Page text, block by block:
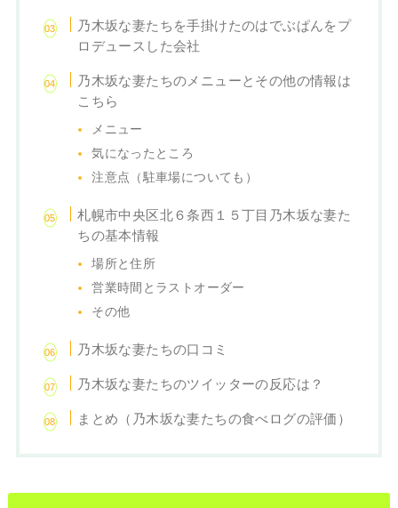
乃木坂な妻たちを手掛けたのはでぶぱんをプ
ロデュースした会社
乃木坂な妻たちのメニューとその他の情報は
こちら
メニュー
気になったところ
注意点（駐車場についても）
札幌市中央区北６条西１５丁目乃木坂な妻た
ちの基本情報
場所と住所
営業時間とラストオーダー
その他
乃木坂な妻たちの口コミ
乃木坂な妻たちのツイッターの反応は？
まとめ（乃木坂な妻たちの食べログの評価）